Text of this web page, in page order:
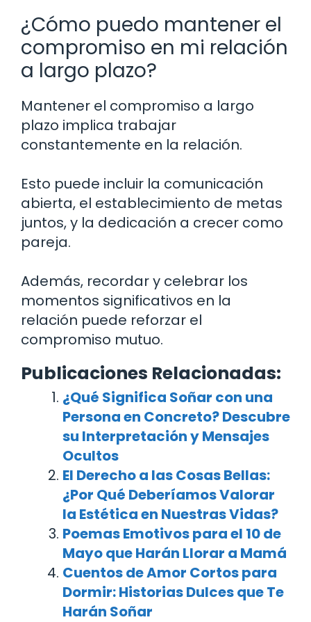
¿Cómo puedo mantener el
compromiso en mi relación
a largo plazo?
Mantener el compromiso a largo
plazo implica trabajar
constantemente en la relación.
Esto puede incluir la comunicación
abierta, el establecimiento de metas
juntos, y la dedicación a crecer como
pareja.
Además, recordar y celebrar los
momentos significativos en la
relación puede reforzar el
compromiso mutuo.
Publicaciones Relacionadas:
¿Qué Significa Soñar con una
Persona en Concreto? Descubre
su Interpretación y Mensajes
Ocultos
El Derecho a las Cosas Bellas:
¿Por Qué Deberíamos Valorar
la Estética en Nuestras Vidas?
Poemas Emotivos para el 10 de
Mayo que Harán Llorar a Mamá
Cuentos de Amor Cortos para
Dormir: Historias Dulces que Te
Harán Soñar